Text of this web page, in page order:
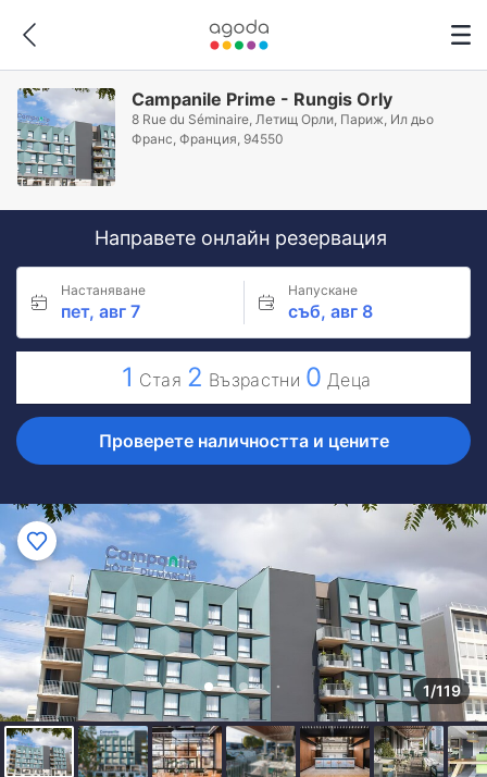
Campanile Prime - Rungis Orly
8 Rue du Séminaire, Летищ Орли, Париж, Ил дьо
Франс, Франция, 94550
Направете онлайн резервация
Настаняване
пет, авг 7
Напускане
съб, авг 8
1 Стая 2 Възрастни 0 Деца
Проверете наличността и цените
1/119